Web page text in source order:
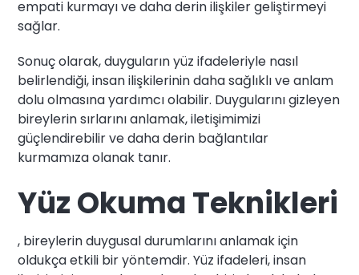
empati kurmayı ve daha derin ilişkiler geliştirmeyi
sağlar.
Sonuç olarak, duyguların yüz ifadeleriyle nasıl
belirlendiği, insan ilişkilerinin daha sağlıklı ve anlam
dolu olmasına yardımcı olabilir. Duygularını gizleyen
bireylerin sırlarını anlamak, iletişimimizi
güçlendirebilir ve daha derin bağlantılar
kurmamıza olanak tanır.
Yüz Okuma Teknikleri
, bireylerin duygusal durumlarını anlamak için
oldukça etkili bir yöntemdir. Yüz ifadeleri, insan